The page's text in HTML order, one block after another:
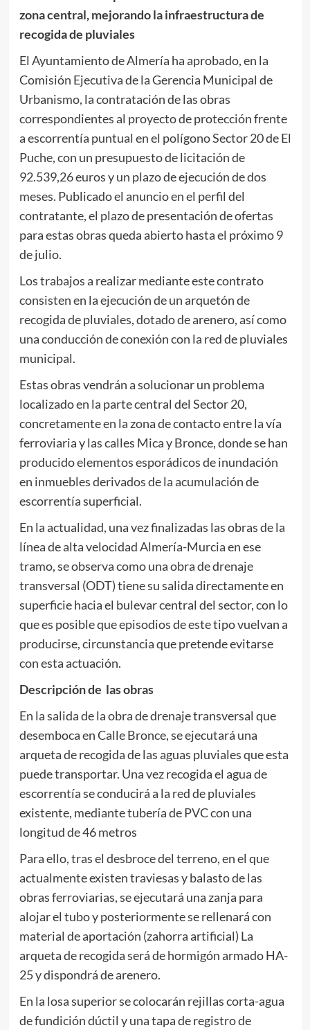
zona central, mejorando la infraestructura de
recogida de pluviales
El Ayuntamiento de Almería ha aprobado, en la
Comisión Ejecutiva de la Gerencia Municipal de
Urbanismo, la contratación de las obras
correspondientes al proyecto de protección frente
a escorrentía puntual en el polígono Sector 20 de El
Puche, con un presupuesto de licitación de
92.539,26 euros y un plazo de ejecución de dos
meses. Publicado el anuncio en el perfil del
contratante, el plazo de presentación de ofertas
para estas obras queda abierto hasta el próximo 9
de julio.
Los trabajos a realizar mediante este contrato
consisten en la ejecución de un arquetón de
recogida de pluviales, dotado de arenero, así como
una conducción de conexión con la red de pluviales
municipal.
Estas obras vendrán a solucionar un problema
localizado en la parte central del Sector 20,
concretamente en la zona de contacto entre la vía
ferroviaria y las calles Mica y Bronce, donde se han
producido elementos esporádicos de inundación
en inmuebles derivados de la acumulación de
escorrentía superficial.
En la actualidad, una vez finalizadas las obras de la
línea de alta velocidad Almería-Murcia en ese
tramo, se observa como una obra de drenaje
transversal (ODT) tiene su salida directamente en
superficie hacia el bulevar central del sector, con lo
que es posible que episodios de este tipo vuelvan a
producirse, circunstancia que pretende evitarse
con esta actuación.
Descripción de las obras
En la salida de la obra de drenaje transversal que
desemboca en Calle Bronce, se ejecutará una
arqueta de recogida de las aguas pluviales que esta
puede transportar. Una vez recogida el agua de
escorrentía se conducirá a la red de pluviales
existente, mediante tubería de PVC con una
longitud de 46 metros
Para ello, tras el desbroce del terreno, en el que
actualmente existen traviesas y balasto de las
obras ferroviarias, se ejecutará una zanja para
alojar el tubo y posteriormente se rellenará con
material de aportación (zahorra artificial) La
arqueta de recogida será de hormigón armado HA-
25 y dispondrá de arenero.
En la losa superior se colocarán rejillas corta-agua
de fundición dúctil y una tapa de registro de